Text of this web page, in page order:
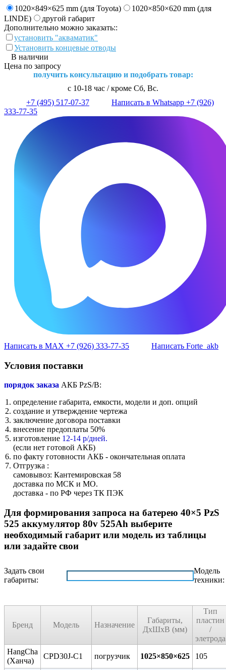
1020×849×625 mm (для Toyota)
1020×850×620 mm (для
LINDE)
другой габарит
Дополнительно можно заказать::
установить "акваматик"
Установить концевые отводы
В наличии
Цена по запросу
получить консультацию и подобрать товар:
с 10-18 час / кроме Сб, Вс.
+7 (495) 517-07-37
Написать в Whatsapp +7 (926)
333-77-35
Написать в MAX +7 (926) 333-77-35 Написать Forte_akb
Условия поставки
порядок заказа АКБ PzS/B:
определение габарита, емкости, модели и доп. опций
создание и утверждение чертежа
заключение договора поставки
внесение предоплаты 50%
изготовление 12-14 р/дней.
(если нет готовой АКБ)
по факту готовности АКБ - окончательная оплата
Отгрузка :
самовывоз: Кантемировская 58
доставка по МСК и МО.
доставка - по РФ через ТК ПЭК
Для формирования запроса на батерею 40×5 PzS
525 аккумулятор 80v 525Ah выберите
необходимый габарит или модель из таблицы
или задайте свои
Задать свои
габариты:
Модель
техники:
Бренд Модель Назначение
Габариты,
ДxШxВ (мм)
Тип
пластин
/
элетрода
HangCha
(Ханча)
CPD30J-C1 погрузчик 1025×850×625 105